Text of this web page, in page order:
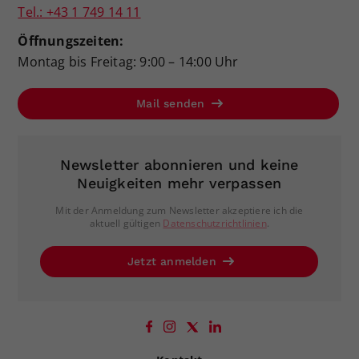
Tel.: +43 1 749 14 11
Öffnungszeiten:
Montag bis Freitag: 9:00 – 14:00 Uhr
Mail senden
Newsletter abonnieren und keine
Neuigkeiten mehr verpassen
Mit der Anmeldung zum Newsletter akzeptiere ich die
aktuell gültigen Datenschutzrichtlinien.
Jetzt anmelden